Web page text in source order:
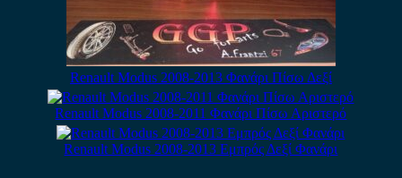
Renault Modus 2008-2013 Φανάρι Πίσω Δεξί
Renault Modus 2008-2011 Φανάρι Πίσω Αριστερό
Renault Modus 2008-2013 Εμπρός Δεξί Φανάρι